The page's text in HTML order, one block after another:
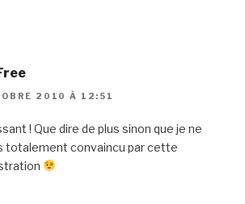
2010 À 12:51
! Que dire de plus sinon que je ne
totalement convaincu par cette